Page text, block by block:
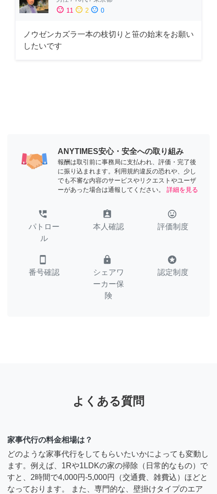
sentiment_satisfied 11 sentiment_neutral 2 sentiment_dissatisfied 0
ノウゼンカズラ一本の枝切りと笹の始末をお願い
したいです
ANYTIMES安心・安全への取り組み
報酬は取引前に事務局に支払われ、評価・完了後
に振り込まれます。利用規約違反の恐れや、少し
でも不審な内容のサービスやリクエストやユーザ
ーがあった場合は通報してください。
詳細を見る
perm_phone_msg
パトロー
ル
assignment_ind
本人確認
tag_faces
評価制度
smartphone
番号確認
lock
シェアワ
ーカー保
険
stars
認定制度
よくある質問
家事代行の料金相場は？
どのような家事代行をしてもらいたいかによっても変動し
ます。例えば、1Rや1LDKの家の掃除（日常的なもの）で
すと、2時間で4,000円-5,000円（交通費、雑費込）ほどと
なっております。 また、専門的な、壁掛けタイプのエア